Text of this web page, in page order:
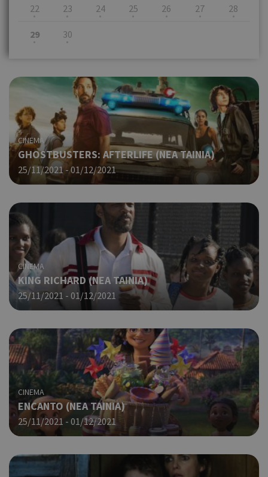
22 23 24 25 26 27 28
29 30
CINEMA
GHOSTBUSTERS: AFTERLIFE (ΝΕΑ ΤΑΙΝΙΑ)
25/11/2021 - 01/12/2021
CINEMA
KING RICHARD (NΕΑ ΤΑΙΝΙΑ)
25/11/2021 - 01/12/2021
CINEMA
ENCANTO (ΝΕΑ ΤΑΙΝΙΑ)
25/11/2021 - 01/12/2021